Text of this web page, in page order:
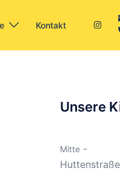
Kontakt
Unsere
Mitte -
Huttenstraße